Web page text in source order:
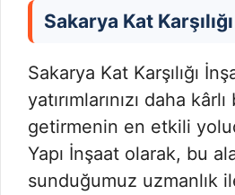
Sakarya Kat
Sakarya Kat Karşılığı
yatırımlarınızı daha
getirmenin en etkili
Yapı İnşaat olarak, bu
sunduğumuz uzmanlık